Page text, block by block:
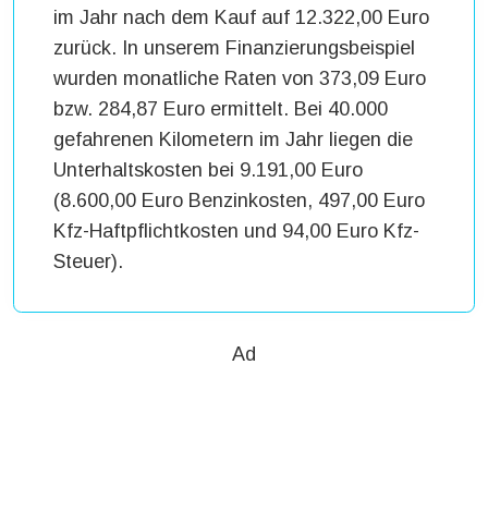
im Jahr nach dem Kauf auf 12.322,00 Euro
zurück. In unserem Finanzierungsbeispiel
wurden monatliche Raten von 373,09 Euro
bzw. 284,87 Euro ermittelt. Bei 40.000
gefahrenen Kilometern im Jahr liegen die
Unterhaltskosten bei 9.191,00 Euro
(8.600,00 Euro Benzinkosten, 497,00 Euro
Kfz-Haftpflichtkosten und 94,00 Euro Kfz-
Steuer).
Ad